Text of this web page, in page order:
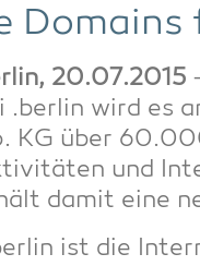
Domains
20.07.2015
.ber­lin wird es
KG über
und
damit eine
ist die